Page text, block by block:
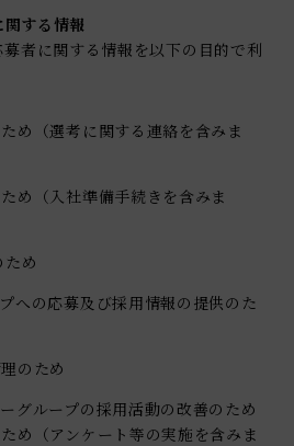
する情報
者に関する情報を以下の目的で利
め（選考に関する連絡を含みま
め（入社準備手続きを含みま
ため
への応募及び採用情報の提供のた
のため
グループの採用活動の改善のため
め（アンケート等の実施を含みま